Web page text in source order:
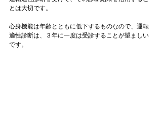
とは大切です。
心身機能は年齢とともに低下するものなので、運転
適性診断は、３年に一度は受診することが望ましい
です。